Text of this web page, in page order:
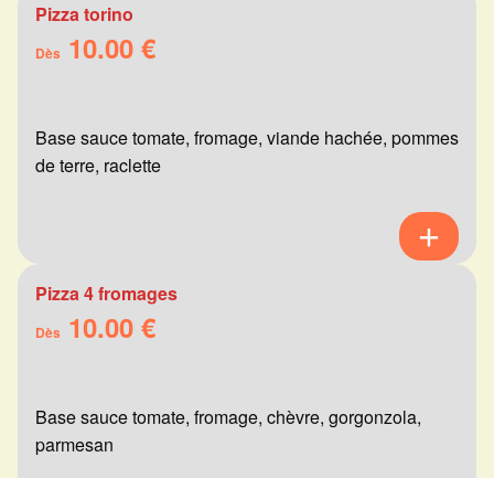
Pizza torino
Dès 10.00 €
Base sauce tomate, fromage, viande hachée, pommes
de terre, raclette
Pizza 4 fromages
Dès 10.00 €
Base sauce tomate, fromage, chèvre, gorgonzola,
parmesan